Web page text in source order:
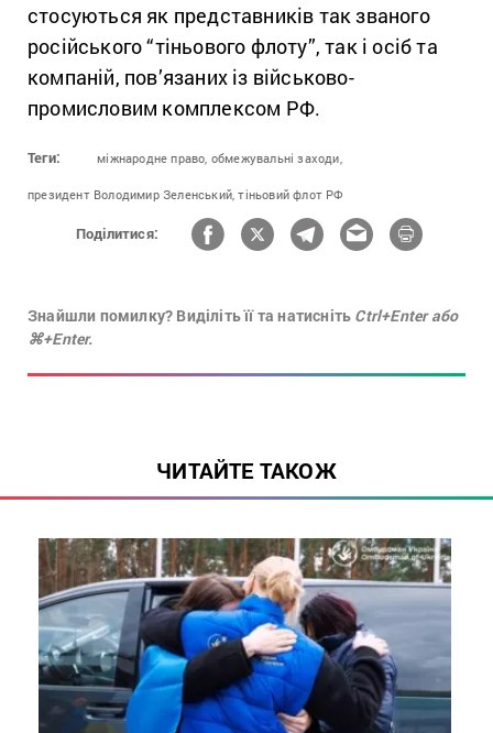
стосуються як представників так званого
російського “тіньового флоту”, так і осіб та
компаній, пов’язаних із військово-
промисловим комплексом РФ.
Теги: міжнародне право, обмежувальні заходи,
президент Володимир Зеленський, тіньовий флот РФ
Поділитися:
Знайшли помилку? Виділіть її та натисніть Ctrl+Enter або
⌘+Enter.
ЧИТАЙТЕ ТАКОЖ